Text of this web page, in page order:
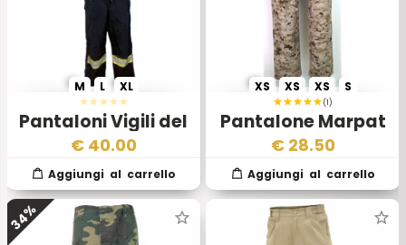
Pantaloni Vigili del
Fuoco Italiani
M L XL
€ 40.00
(1)
Pantalone Marpat
Desert USMC
Esercito Americano
XS XS XS S
€ 28.50
34%